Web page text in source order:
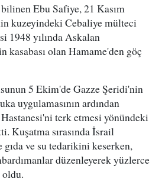
Ebu Safiye, 21 Kasım
kuzeyindeki Cebaliye mülteci
1948 yılında Askalan
olan Hamame'den göç
5 Ekim'de Gazze Şeridi'nin
uygulamasının ardından
terk etmesi yönündeki
Kuşatma sırasında İsrail
ve su tedarikini keserken,
düzenleyerek yüzlerce